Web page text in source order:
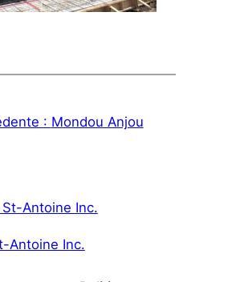
: Mondou Anjou
Antoine Inc.